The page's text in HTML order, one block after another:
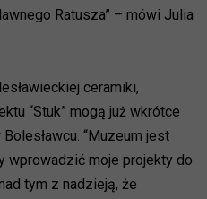
Ratusza” – mówi Julia
ceramiki,
“Stuk” mogą już wkrótce
“Muzeum jest
wprowadzić moje projekty do
tym z nadzieją, że